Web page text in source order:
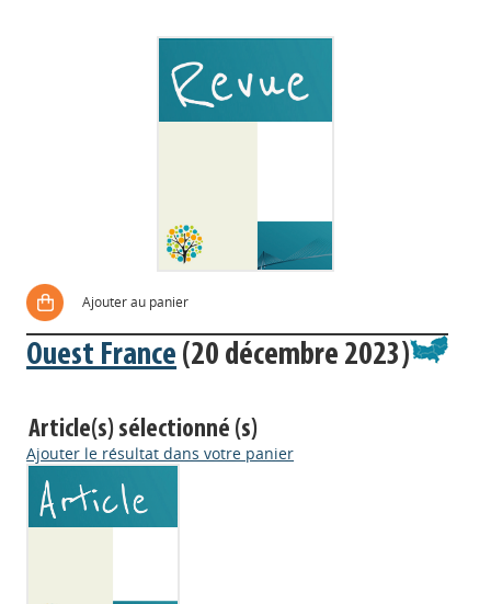
Ajouter au panier
Ouest France (20 décembre 2023)
Article(s) sélectionné (s)
Ajouter le résultat dans votre panier